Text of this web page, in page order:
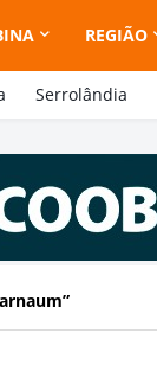
REGIÃO
Serrolândia